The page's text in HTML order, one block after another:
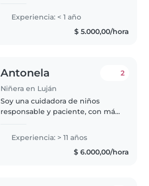
música y juegos, me encanta
crear momentos divertidos y
educativos. Responsable y
Experiencia: < 1 año
$ 5.000,00/hora
Antonela
Niñera en Luján
2
Soy una cuidadora de niños
responsable y paciente, con más
atendiendo a bebés, niños
pequeños, preescolares,
escolares e incluso adolescentes.
Experiencia: > 11 años
$ 6.000,00/hora